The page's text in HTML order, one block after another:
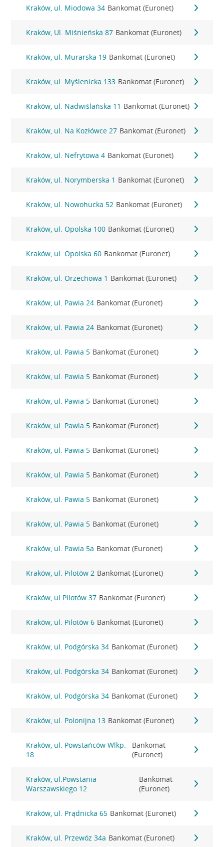
Kraków, ul. Miodowa 34 Bankomat (Euronet)
Kraków, Ul. Miśnieńska 87 Bankomat (Euronet)
Kraków, ul. Murarska 19 Bankomat (Euronet)
Kraków, ul. Myślenicka 133 Bankomat (Euronet)
Kraków, ul. Nadwiślańska 11 Bankomat (Euronet)
Kraków, ul. Na Kozłówce 27 Bankomat (Euronet)
Kraków, ul. Nefrytowa 4 Bankomat (Euronet)
Kraków, ul. Norymberska 1 Bankomat (Euronet)
Kraków, ul. Nowohucka 52 Bankomat (Euronet)
Kraków, ul. Opolska 100 Bankomat (Euronet)
Kraków, ul. Opolska 60 Bankomat (Euronet)
Kraków, ul. Orzechowa 1 Bankomat (Euronet)
Kraków, ul. Pawia 24 Bankomat (Euronet)
Kraków, ul. Pawia 24 Bankomat (Euronet)
Kraków, ul. Pawia 5 Bankomat (Euronet)
Kraków, ul. Pawia 5 Bankomat (Euronet)
Kraków, ul. Pawia 5 Bankomat (Euronet)
Kraków, ul. Pawia 5 Bankomat (Euronet)
Kraków, ul. Pawia 5 Bankomat (Euronet)
Kraków, ul. Pawia 5 Bankomat (Euronet)
Kraków, ul. Pawia 5 Bankomat (Euronet)
Kraków, ul. Pawia 5 Bankomat (Euronet)
Kraków, ul. Pawia 5a Bankomat (Euronet)
Kraków, ul. Pilotów 2 Bankomat (Euronet)
Kraków, ul.Pilotów 37 Bankomat (Euronet)
Kraków, ul. Pilotów 6 Bankomat (Euronet)
Kraków, ul. Podgórska 34 Bankomat (Euronet)
Kraków, ul. Podgórska 34 Bankomat (Euronet)
Kraków, ul. Podgórska 34 Bankomat (Euronet)
Kraków, ul. Polonijna 13 Bankomat (Euronet)
Kraków, ul. Powstańców Wlkp.
18
Bankomat
(Euronet)
Kraków, ul.Powstania
Warszawskiego 12
Bankomat
(Euronet)
Kraków, ul. Prądnicka 65 Bankomat (Euronet)
Kraków, ul. Przewóz 34a Bankomat (Euronet)